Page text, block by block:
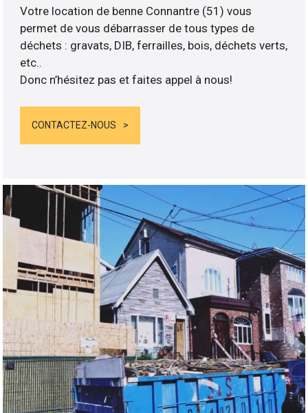
Votre location de benne Connantre (51) vous
permet de vous débarrasser de tous types de
déchets : gravats, DIB, ferrailles, bois, déchets verts,
etc..
Donc n’hésitez pas et faites appel à nous!
CONTACTEZ-NOUS